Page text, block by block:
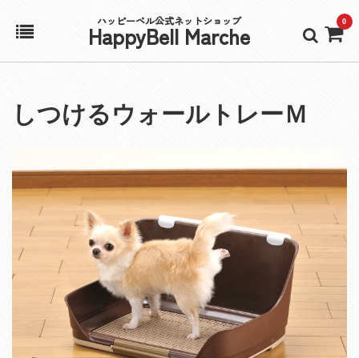
ハッピーベル公式ネットショップ
HappyBell Marche 0
アカウント
しつけるウォールトレーＭ